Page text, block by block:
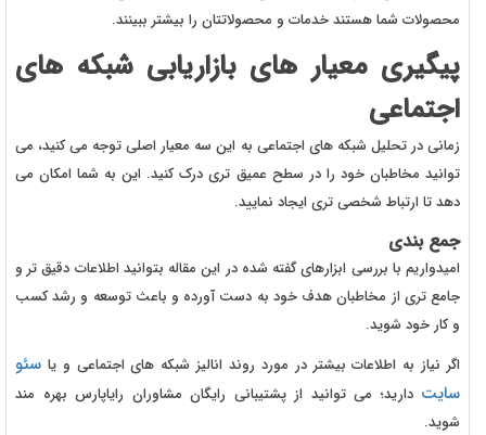
محصولات شما هستند خدمات و محصولاتتان را بیشتر ببینند.
پیگیری معیار های بازاریابی شبکه های
اجتماعی
زمانی در تحلیل شبکه های اجتماعی به این سه معیار اصلی توجه می کنید، می
توانید مخاطبان خود را در سطح عمیق تری درک کنید. این به شما امکان می
دهد تا ارتباط شخصی تری ایجاد نمایید.
جمع بندی
امیدواریم با بررسی ابزارهای گفته شده در این مقاله بتوانید اطلاعات دقیق تر و
جامع تری از مخاطبان هدف خود به دست آورده و باعث توسعه و رشد کسب
و کار خود شوید.
اگر نیاز به اطلاعات بیشتر در مورد روند انالیز شبکه های اجتماعی و یا سئو
سایت دارید؛ می توانید از پشتیبانی رایگان مشاوران رایاپارس بهره مند
شوید.